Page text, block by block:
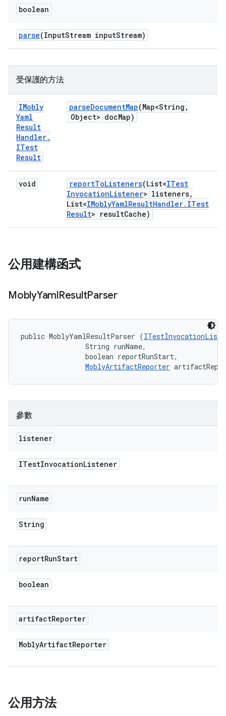
boolean
parse(InputStream inputStream)
受保護的方法
IMobly
Yaml
Result
Handler.
ITest
Result
parseDocumentMap(Map<String ,
Object> docMap)
void reportToListeners(List<ITest
InvocationListener> listeners,
List<IMoblyYamlResultHandler. ITest
Result> resultCache)
公用建構函式
MoblyYamlResultParser
public MoblyYamlResultParser (
                String runName,
                boolean reportRunStart,
MoblyArtifactReporter
參數
listener
ITestInvocationListener
runName
String
reportRunStart
boolean
artifactReporter
MoblyArtifactReporter
公用方法